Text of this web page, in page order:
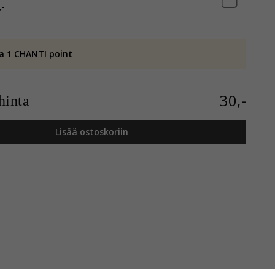
1 CHANTI point
30,-
Lisää ostoskoriin